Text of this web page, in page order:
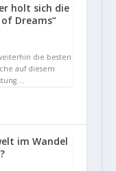
holt sich die
Dreams“
die besten
auf diesem
im Wandel